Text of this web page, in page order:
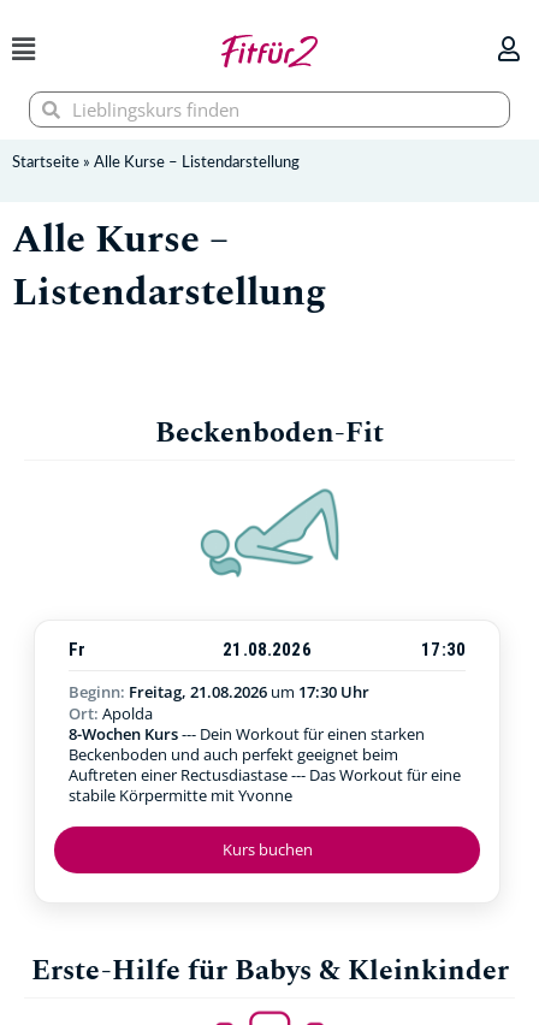
Inhalt
springen
SucheSuche
Startseite » Alle Kurse – Listendarstellung
Alle Kurse –
Listendarstellung
Beckenboden-Fit
Kurs buchen
Fr 21.08.2026
17:30
Beginn: Freitag, 21.08.2026 um 17:30 Uhr
Ort: Apolda
8-Wochen Kurs--- Dein Workout für einen starken
Beckenboden und auch perfekt geeignet beim
Auftreten einer Rectusdiastase --- Das Workout für eine
stabile Körpermitte mit Yvonne
Erste-Hilfe für Babys & Kleinkinder